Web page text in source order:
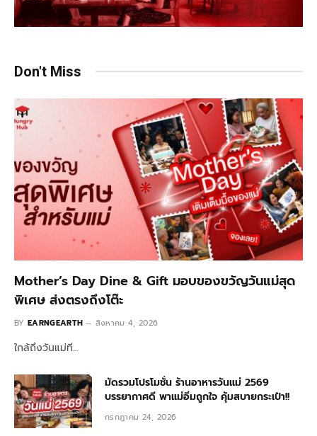
Don't Miss
Mother’s Day Dine & Gift มอบของขวัญวันแม่สุด
พิเศษ ส่งตรงถึงโต๊ะ
BY EARNGEARTH สิงหาคม 4, 2026
ใกล้ถึงวันแม่ที…
มัดรวมโปรโมชั่น ร้านอาหารวันแม่ 2569
บรรยากาศดี พาแม่อิ่มถูกใจ คุ้มสบายกระเป๋า!!
กรกฎาคม 24, 2026